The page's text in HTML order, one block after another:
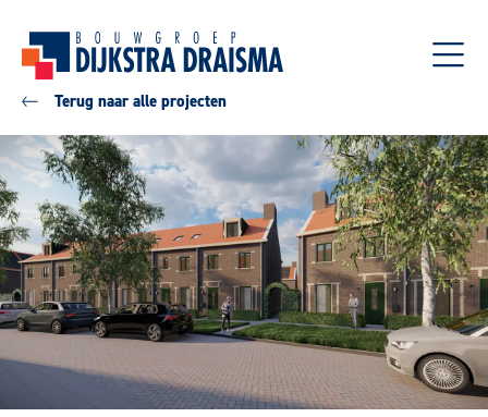
Terug naar alle projecten